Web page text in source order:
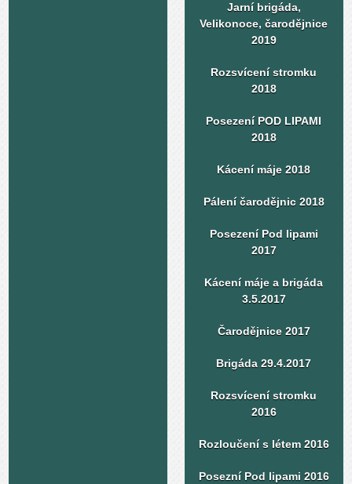
Jarní brigáda,
Velikonoce, čarodějnice
2019
Rozsvícení stromku
2018
Posezení POD LIPAMI
2018
Kácení máje 2018
Pálení čarodějnic 2018
Posezení Pod lipami
2017
Kácení máje a brigáda
3.5.2017
Čarodějnice 2017
Brigáda 29.4.2017
Rozsvícení stromku
2016
Rozloučení s létem 2016
Posezní Pod lipami 2016